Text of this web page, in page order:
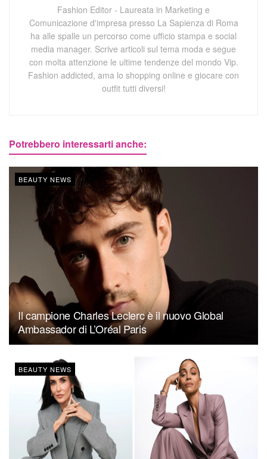
Fashion Editor - Laureata in Marketing e
Comunicazione d'impresa presso La Sapienza di Roma
ha alle spalle un percorso come ufficio stampa e social
media manager. Scrive articoli sul tema moda e segue
con molta attenzione le ultime tendenze del mondo Vip.
Fashion addicted, ama lo shopping online e giocare con
outfit tutti diversi!
Potrebbero interessarti anche:
BEAUTY NEWS
Il campione Charles Leclerc è il nuovo Global
Ambassador di L’Oréal Paris
BEAUTY NEWS